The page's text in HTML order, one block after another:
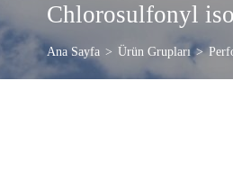
Chlorosulfonyl
Ana Sayfa Ürün Grupları